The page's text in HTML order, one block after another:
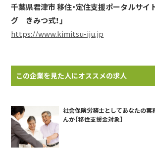
千葉県君津市 移住・定住支援ポータルサイ
グ きみつ式！」
https://www.kimitsu-iju.jp
この企業を見た人にオススメの求人
社会保険労務士としてあなたの実
んか【移住支援金対象】